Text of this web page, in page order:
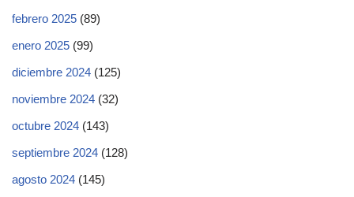
febrero 2025 (89)
enero 2025 (99)
diciembre 2024 (125)
noviembre 2024 (32)
octubre 2024 (143)
septiembre 2024 (128)
agosto 2024 (145)